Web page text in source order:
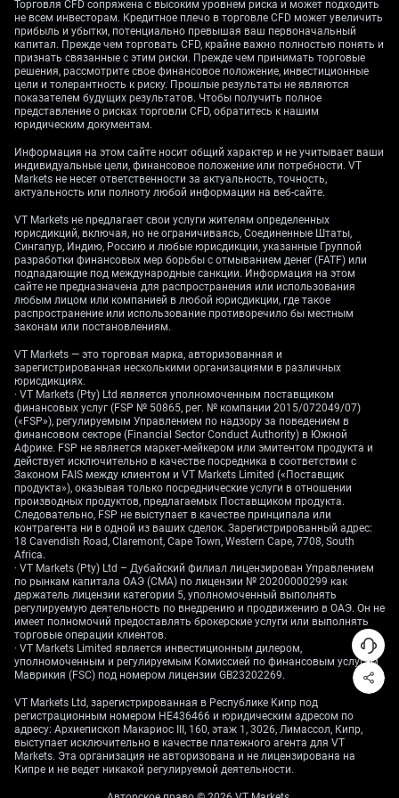
Ключевое
сопротивление, риски и
опционные стратегии
Мы рассматриваем уровень 160 по USD/JPY как
сильный «потолок», подкрепленный реальной
угрозой интервенций со стороны Министерства
финансов. Достаточно вспомнить подтвержденные
в апреле и мае 2024 года интервенции на многие
миллиарды долларов, чтобы понять готовность
властей действовать на этих уровнях. Это делает
привлекательной продажу *опционов колл*
(контракт, дающий покупателю право купить
валютную пару по фиксированной цене) с
*страйком* (ценой исполнения) 160 и выше, то есть
опционов «вне денег» (когда текущая цена ниже
страйка, и опцион пока невыгодно исполнять).
Поскольку рынок уже закладывает около 19 б.п.
ужесточения к июньскому заседанию Банка
Японии, само событие вряд ли запустит сильный
рост иены. Последние данные по базовой инфляции
в Токио за май (Tokyo Core CPI) на уровне 2,3%
поддерживают аргументы в пользу повышения, но
не выглядят настолько необычными, чтобы
ожидать намного более крупного шага. Поэтому
главным риском мы считаем «мягкий» сюрприз:
например, повышение всего на 10 б.п. или перенос
решения, что вновь подтолкнет USD/JPY к барьеру
160.
С учетом этих факторов мы смотрим на стратегии,
которые зарабатывают на понятном диапазоне и
сильном сопротивлении сверху. Например, продажа
*колл-спрэда* по USD/JPY (спрэд — сочетание двух
опционов), где продается колл со страйком 160 и
одновременно покупается колл со страйком 161,
дает ограниченный риск и позволяет заработать на
*временном распаде* (падении стоимости опциона
Торговля CFD сопряжена с высоким уровнем риска и может подходить
не всем инвесторам. Кредитное плечо в торговле CFD может увеличить
прибыль и убытки, потенциально превышая ваш первоначальный
капитал. Прежде чем торговать CFD, крайне важно полностью понять и
признать связанные с этим риски. Прежде чем принимать торговые
решения, рассмотрите свое финансовое положение, инвестиционные
цели и толерантность к риску. Прошлые результаты не являются
показателем будущих результатов. Чтобы получить полное
представление о рисках торговли CFD, обратитесь к нашим
юридическим документам.
Информация на этом сайте носит общий характер и не учитывает ваши
индивидуальные цели, финансовое положение или потребности. VT
Markets не несет ответственности за актуальность, точность,
актуальность или полноту любой информации на веб-сайте.
VT Markets не предлагает свои услуги жителям определенных
юрисдикций, включая, но не ограничиваясь, Соединенные Штаты,
Сингапур, Индию, Россию и любые юрисдикции, указанные Группой
разработки финансовых мер борьбы с отмыванием денег (FATF) или
подпадающие под международные санкции. Информация на этом
сайте не предназначена для распространения или использования
любым лицом или компанией в любой юрисдикции, где такое
распространение или использование противоречило бы местным
законам или постановлениям.
VT Markets — это торговая марка, авторизованная и
зарегистрированная несколькими организациями в различных
юрисдикциях.
· VT Markets (Pty) Ltd является уполномоченным поставщиком
финансовых услуг (FSP № 50865, рег. № компании 2015/072049/07)
(«FSP»), регулируемым Управлением по надзору за поведением в
финансовом секторе (Financial Sector Conduct Authority) в Южной
Африке. FSP не является маркет-мейкером или эмитентом продукта и
действует исключительно в качестве посредника в соответствии с
Законом FAIS между клиентом и VT Markets Limited («Поставщик
продукта»), оказывая только посреднические услуги в отношении
производных продуктов, предлагаемых Поставщиком продукта.
Следовательно, FSP не выступает в качестве принципала или
контрагента ни в одной из ваших сделок. Зарегистрированный адрес:
18 Cavendish Road, Claremont, Cape Town, Western Cape, 7708, South
Africa.
· VT Markets (Pty) Ltd – Дубайский филиал лицензирован Управлением
по рынкам капитала ОАЭ (CMA) по лицензии № 20200000299 как
держатель лицензии категории 5, уполномоченный выполнять
регулируемую деятельность по внедрению и продвижению в ОАЭ. Он не
имеет полномочий предоставлять брокерские услуги или выполнять
торговые операции клиентов.
· VT Markets Limited является инвестиционным дилером,
уполномоченным и регулируемым Комиссией по финансовым услугам
Маврикия (FSC) под номером лицензии GB23202269.
VT Markets Ltd, зарегистрированная в Республике Кипр под
регистрационным номером HE436466 и юридическим адресом по
адресу: Архиепископ Макариос III, 160, этаж 1, 3026, Лимассол, Кипр,
выступает исключительно в качестве платежного агента для VT
Markets. Эта организация не авторизована и не лицензирована на
Кипре и не ведет никакой регулируемой деятельности.